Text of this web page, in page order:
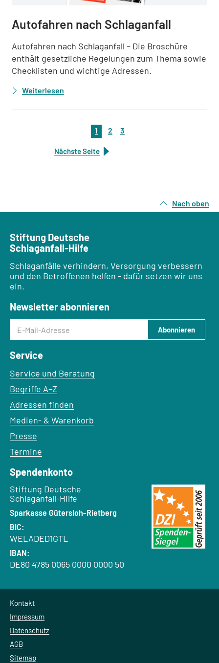
Autofahren nach Schlaganfall
Autofahren nach Schlaganfall – Die Broschüre
enthält gesetzliche Regelungen zum Thema sowie
Checklisten und wichtige Adressen.
Weiterlesen
1 2 3
Nächste Seite
Nach oben
Stiftung Deutsche
Schlaganfall-Hilfe
Schlaganfälle verhindern, Versorgung verbessern
und den Betroffenen helfen - dafür setzen wir uns
ein.
Newsletter abonnieren
E-Mail-Adresse
Abonnieren
Service
Service und Beratung
Begriffe A–Z
Adressen finden
Medien- & Warenkorb
Presse
Termine
Spendenkonto
Empfänger:
Stiftung Deutsche
Schlaganfall-Hilfe
Bank:
Sparkasse Gütersloh-Rietberg
BIC:
WELADED1GTL
IBAN:
DE80 4785 0065 0000 0000 50
Kontakt
Impressum
Datenschutz
AGB
Sitemap